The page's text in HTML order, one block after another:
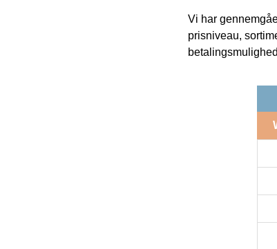
Vi har
prisniveau,